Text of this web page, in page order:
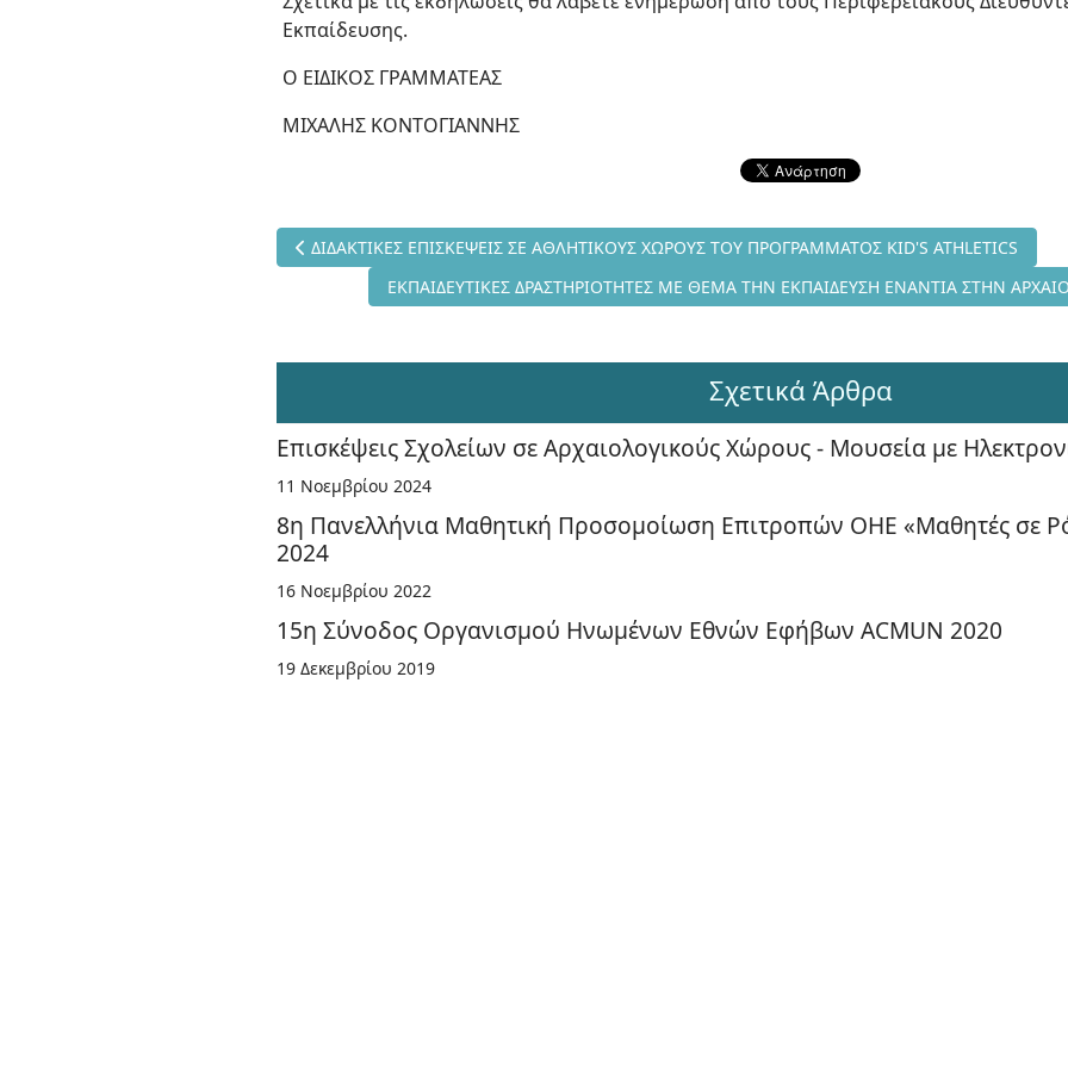
Εκπαίδευσης.
Ο ΕΙΔΙΚΟΣ ΓΡΑΜΜΑΤΕΑΣ
ΜΙΧΑΛΗΣ ΚΟΝΤΟΓΙΑΝΝΗΣ
Προηγούμενο άρθρο: ΔΙΔΑΚΤΙΚΕΣ ΕΠΙΣΚΕΨΕΙΣ ΣΕ ΑΘΛΗΤΙΚΟΥΣ ΧΩΡΟΥΣ ΤΟΥ ΠΡΟΓΡΑΜΜΑΤΟΣ KID'S
ΔΙΔΑΚΤΙΚΕΣ ΕΠΙΣΚΕΨΕΙΣ ΣΕ ΑΘΛΗΤΙΚΟΥΣ ΧΩΡΟΥΣ ΤΟΥ ΠΡΟΓΡΑΜΜΑΤΟΣ KID'S ATHLETICS
Επόμενο άρθρο: ΕΚΠΑΙΔΕΥΤΙΚΕΣ ΔΡΑΣΤΗΡΙΟΤΗΤΕΣ ΜΕ ΘΕΜΑ ΤΗΝ ΕΚΠΑΙΔΕΥΣΗ
ΕΚΠΑΙΔΕΥΤΙΚΕΣ ΔΡΑΣΤΗΡΙΟΤΗΤΕΣ ΜΕ ΘΕΜΑ ΤΗΝ ΕΚΠΑΙΔΕΥΣΗ ΕΝΑΝΤΙΑ ΣΤΗΝ
Σχετικά Άρθρα
Επισκέψεις Σχολείων σε Αρχαιολογικούς Χώρους - Μουσεία με
11 Νοεμβρίου 2024
8η Πανελλήνια Μαθητική Προσομοίωση Επιτροπών ΟΗΕ «Μαθητές σε
2024
16 Νοεμβρίου 2022
15η Σύνοδος Οργανισμού Ηνωμένων Εθνών Εφήβων ACMUN 2020
19 Δεκεμβρίου 2019